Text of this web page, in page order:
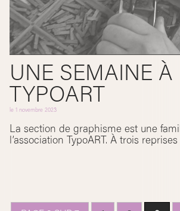
UNE SEMAINE À
TYPOART
le 1 novembre 2023
La section de graphisme est une
l’association TypoART. À trois